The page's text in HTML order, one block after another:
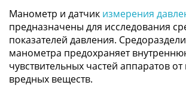
Манометр и датчик измерения
предназначены для исследования
показателей давления.
манометра предохраняет
чувствительных частей аппаратов
вредных веществ.